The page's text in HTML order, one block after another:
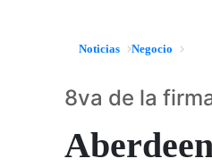
Noticias Negocio
8va de la